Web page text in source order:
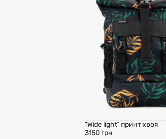
"Wide light" принт хвоя
3150 грн